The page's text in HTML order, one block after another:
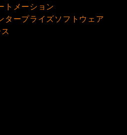
トメーション
タープライズソフトウェア